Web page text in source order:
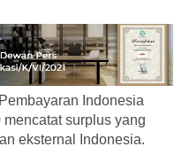
Indonesia
surplus yang
eksternal Indonesia.